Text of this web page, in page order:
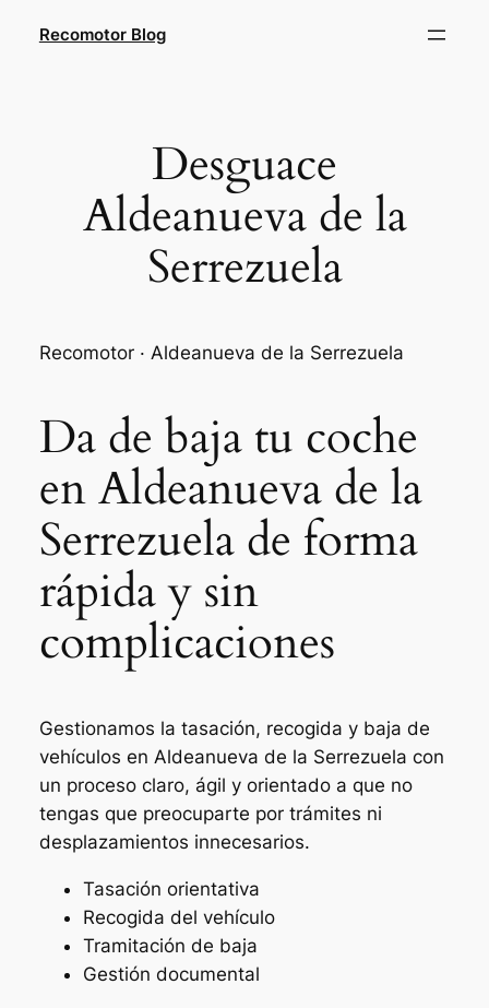
Recomotor Blog
Desguace
Aldeanueva de la
Serrezuela
Recomotor · Aldeanueva de la Serrezuela
Da de baja tu coche
en Aldeanueva de la
Serrezuela de forma
rápida y sin
complicaciones
Gestionamos la tasación, recogida y baja de
vehículos en Aldeanueva de la Serrezuela con
un proceso claro, ágil y orientado a que no
tengas que preocuparte por trámites ni
desplazamientos innecesarios.
Tasación orientativa
Recogida del vehículo
Tramitación de baja
Gestión documental